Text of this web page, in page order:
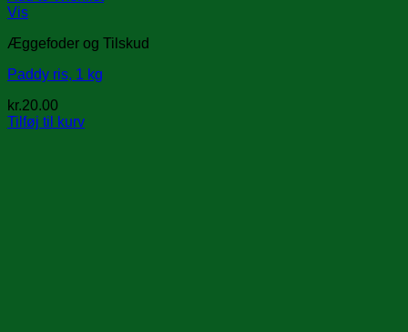
Vis
Æggefoder og Tilskud
Paddy ris, 1 kg
kr.20.00
Tilføj til kurv